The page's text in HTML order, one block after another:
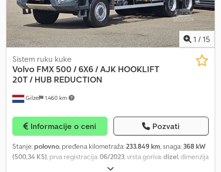
Prednja osovina 2: Upravljiva Zadnja osovina 1: Upravljiva Marka
nadogradnje: STOKOTA Tehničko stanje: veoma dobro Vizuelno
stanje: veoma dobro Cena: Na upit
1 / 15
Gilze 1.460 km
Sistem ruku kuke
Volvo FMX 500 / 6X6 / AJK HOOKLIFT
20T / HUB REDUCTION
Informacije o ceni Pozvati
Stanje: polovno, pređena kilometraža: 233.849 km, snaga: 368 kW
(500,34 KS) , prva registracija:06/2023 , vrsta goriva:dizel , dimenzija
, konfiguracija osovina: